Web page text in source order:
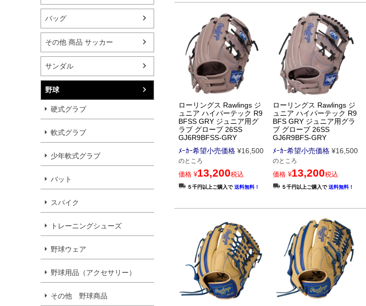
バッグ
その他 商品 サッカー
サンダル
野球
硬式グラブ
軟式グラブ
少年軟式グラブ
バット
スパイク
トレーニングシューズ
野球ウェア
野球用品（アクセサリー）
その他 野球商品
ローリングス Rawlings ジ
ュニア ハイパーテック R9
BFSS GRY ジュニア用グ
ラブ グローブ 26SS
GJ6R9BFSS-GRY
ﾒｰｶｰ希望小売価格 ¥16,500
のところ
価格 ¥13,200税込
５千円以上ご購入で送料無料！
ローリングス Rawlings ジ
ュニア ハイパーテック R9
BFS GRY ジュニア用グラ
ブ グローブ 26SS
GJ6R9BFS-GRY
ﾒｰｶｰ希望小売価格 ¥16,500
のところ
価格 ¥13,200税込
５千円以上ご購入で送料無料！